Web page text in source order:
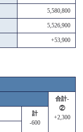
5,580,800
5,526,900
+53,900
合計-
②
+2,300
計
-600